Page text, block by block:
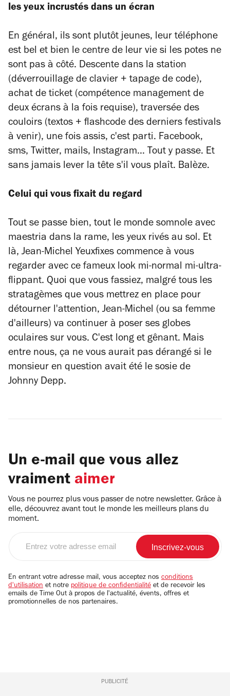
les yeux incrustés dans un écran
En général, ils sont plutôt jeunes, leur téléphone
est bel et bien le centre de leur vie si les potes ne
sont pas à côté. Descente dans la station
(déverrouillage de clavier + tapage de code),
achat de ticket (compétence management de
deux écrans à la fois requise), traversée des
couloirs (textos + flashcode des derniers festivals
à venir), une fois assis, c'est parti. Facebook,
sms, Twitter, mails, Instagram... Tout y passe. Et
sans jamais lever la tête s'il vous plaît. Balèze.
Celui qui vous fixait du regard
Tout se passe bien, tout le monde somnole avec
maestria dans la rame, les yeux rivés au sol. Et
là, Jean-Michel Yeuxfixes commence à vous
regarder avec ce fameux look mi-normal mi-ultra-
flippant. Quoi que vous fassiez, malgré tous les
stratagèmes que vous mettrez en place pour
détourner l'attention, Jean-Michel (ou sa femme
d'ailleurs) va continuer à poser ses globes
oculaires sur vous. C'est long et gênant. Mais
entre nous, ça ne vous aurait pas dérangé si le
monsieur en question avait été le sosie de
Johnny Depp.
Un e-mail que vous allez
vraiment aimer
Vous ne pourrez plus vous passer de notre newsletter. Grâce à
elle, découvrez avant tout le monde les meilleurs plans du
moment.
email
En entrant votre adresse mail, vous acceptez nos conditions
d'utilisation et notre politique de confidentialité et de recevoir les
emails de Time Out à propos de l'actualité, évents, offres et
promotionnelles de nos partenaires.
PUBLICITÉ